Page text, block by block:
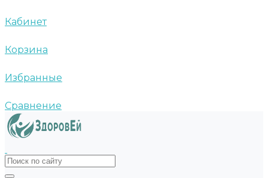
Кабинет
Корзина
Избранные
Сравнение